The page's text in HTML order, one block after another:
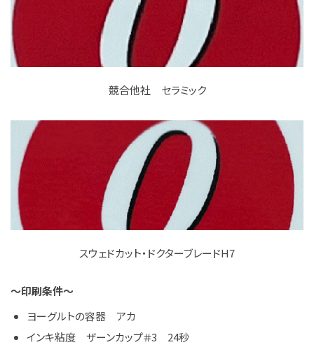
競合他社 セラミック
スウェドカット・ドクターブレードH7
～印刷条件～
ヨーグルトの容器 アカ
インキ粘度 ザーンカップ＃3 24秒